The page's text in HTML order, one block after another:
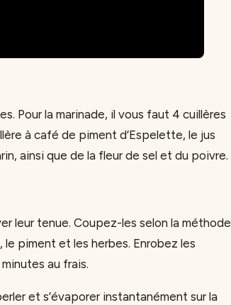
Pour la marinade, il vous faut 4 cuillères
à café de piment d’Espelette, le jus
ainsi que de la fleur de sel et du poivre.
leur tenue. Coupez-les selon la méthode
le piment et les herbes. Enrobez les
au frais.
et s’évaporer instantanément sur la